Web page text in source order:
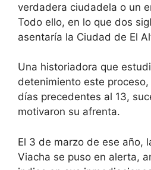
verdadera ciudadela o un
Todo ello, en lo que dos
asentaría la Ciudad de El
Una historiadora que
detenimiento este
días precedentes al 13,
motivaron su afrenta.
El 3 de marzo de ese año,
Viacha se puso en alerta,